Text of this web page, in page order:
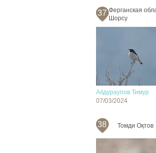
37 Ферганская
Шорсу
Абдураупов Тимур
07/03/2024
38 Томди Оқтов